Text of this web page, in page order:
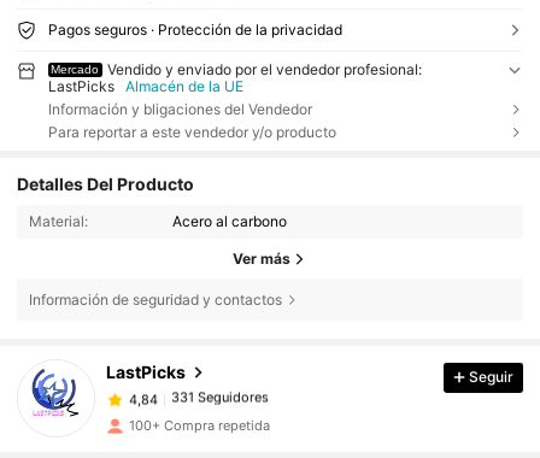
Pagos seguros · Protección de la privacidad
Mercado
Vendido y enviado por el vendedor profesional:
LastPicks
Almacén de la UE
Información y bligaciones del Vendedor
Para reportar a este vendedor y/o producto
Detalles Del Producto
Material: Acero al carbono
Ver más
Información de seguridad y contactos
LastPicks
z***a seguido haceHace 1 día
4,84
331 Seguidores
Seguir
100+ Compra repetida